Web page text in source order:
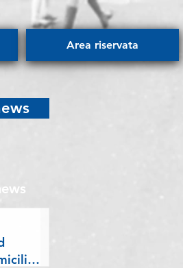
Area riservata